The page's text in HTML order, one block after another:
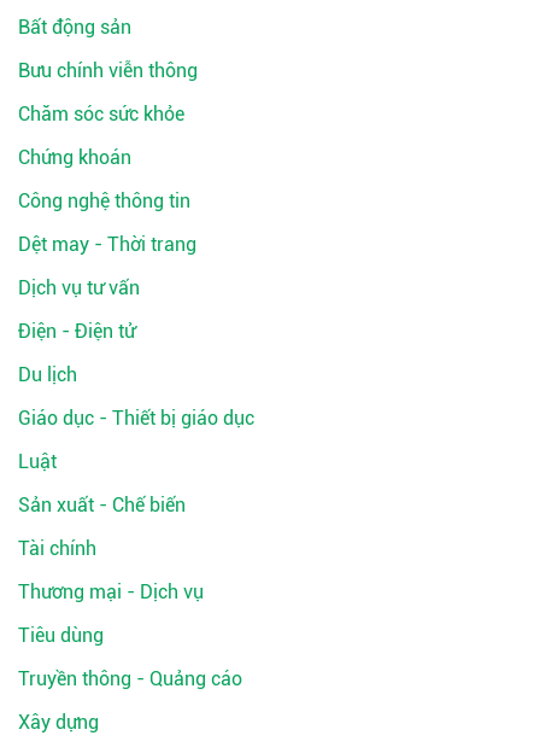
Bất động sản
Bưu chính viễn thông
Chăm sóc sức khỏe
Chứng khoán
Công nghệ thông tin
Dệt may - Thời trang
Dịch vụ tư vấn
Điện - Điện tử
Du lịch
Giáo dục - Thiết bị giáo dục
Luật
Sản xuất - Chế biến
Tài chính
Thương mại - Dịch vụ
Tiêu dùng
Truyền thông - Quảng cáo
Xây dựng